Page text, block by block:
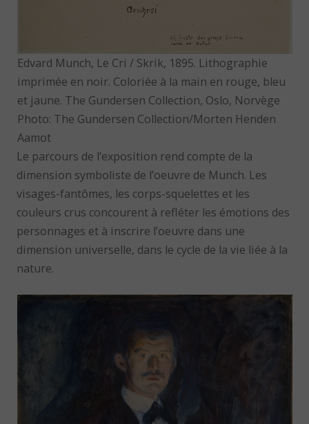
Edvard Munch, Le Cri / Skrik, 1895. Lithographie
imprimée en noir. Coloriée à la main en rouge, bleu
et jaune. The Gundersen Collection, Oslo, Norvège
Photo: The Gundersen Collection/Morten Henden
Aamot
Le parcours de l’exposition rend compte de la
dimension symboliste de l’oeuvre de Munch. Les
visages-fantômes, les corps-squelettes et les
couleurs crus concourent à refléter les émotions des
personnages et à inscrire l’oeuvre dans une
dimension universelle, dans le cycle de la vie liée à la
nature.